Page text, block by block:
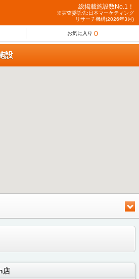
総掲載施設数No.1！
※実査委託先:日本マーケティング
リサーチ機構(2026年3月)
お気に入り 0
設
店